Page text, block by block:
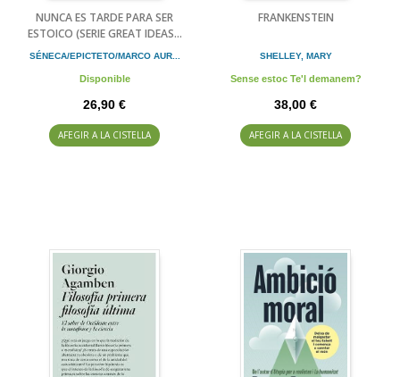
NUNCA ES TARDE PARA SER
ESTOICO (SERIE GREAT IDEAS...
SÉNECA/EPICTETO/MARCO AUR...
Disponible
26,90 €
AFEGIR A LA CISTELLA
FRANKENSTEIN
SHELLEY, MARY
Sense estoc Te'l demanem?
38,00 €
AFEGIR A LA CISTELLA